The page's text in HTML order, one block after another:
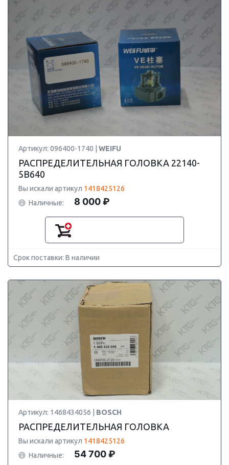
Артикул: 096400-1740 | WEIFU
РАСПРЕДЕЛИТЕЛЬНАЯ ГОЛОВКА 22140-
5B640
Вы искали артикул 1418425126
Наличные:
8 000 ₽
Срок поставки: В наличии
Артикул: 1468434056 | BOSCH
РАСПРЕДЕЛИТЕЛЬНАЯ ГОЛОВКА
Вы искали артикул 1418425126
Наличные:
54 700 ₽